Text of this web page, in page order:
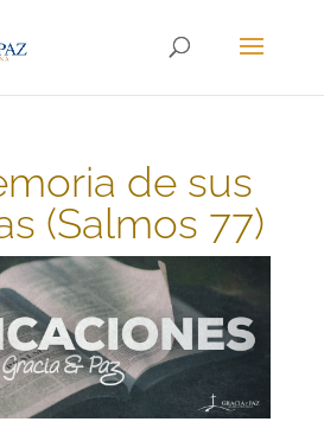
de sus
(Salmos 77)